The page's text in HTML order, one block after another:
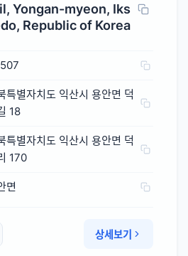
Yongan-myeon, Iks
Republic of Korea
특별자치도 익산시 용안면 덕
18
특별자치도 익산시 용안면 덕
170
면
상세보기